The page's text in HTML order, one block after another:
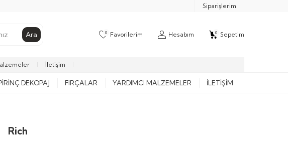
Siparişlerim
Ara 0 Favorilerim Hesabım 0 Sepetim
İletişim
DEKOPAJ FIRÇALAR YARDIMCI MALZEMELER İLETIŞIM
Rich